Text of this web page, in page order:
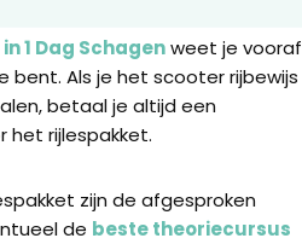
1 Dag Schagenweet je vooraf
bent. Als je het scooter rijbewijs
betaal je altijd een
het rijlespakket.
zijn de afgesproken
de beste theoriecursus